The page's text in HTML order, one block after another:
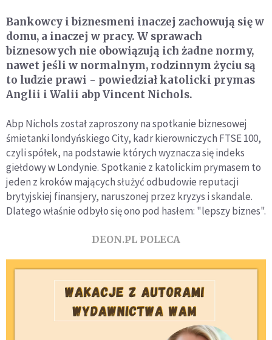
Bankowcy i biznesmeni inaczej zachowują się w
domu, a inaczej w pracy. W sprawach
biznesowych nie obowiązują ich żadne normy,
nawet jeśli w normalnym, rodzinnym życiu są
to ludzie prawi - powiedział katolicki prymas
Anglii i Walii abp Vincent Nichols.
Abp Nichols został zaproszony na spotkanie biznesowej
śmietanki londyńskiego City, kadr kierowniczych FTSE 100,
czyli spółek, na podstawie których wyznacza się indeks
giełdowy w Londynie. Spotkanie z katolickim prymasem to
jeden z kroków mających służyć odbudowie reputacji
brytyjskiej finansjery, naruszonej przez kryzys i skandale.
Dlatego właśnie odbyło się ono pod hasłem: "lepszy biznes".
DEON.PL POLECA